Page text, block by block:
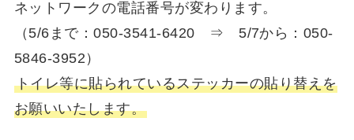
ネットワークの電話番号が変わります。
（5/6まで：050-3541-6420 ⇒ 5/7から：050-
5846-3952）
トイレ等に貼られているステッカーの貼り替えを
お願いいたします。